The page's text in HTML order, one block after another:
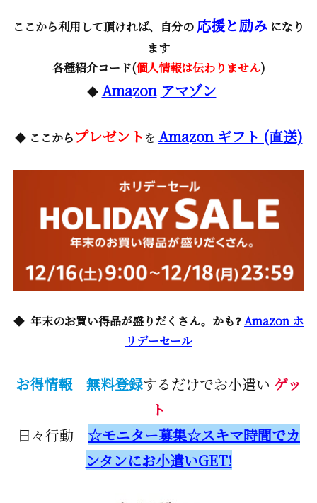
ここから利用して頂ければ、自分の 応援と励み になり
ます
各種紹介コード(個人情報は伝わりません)
◆ Amazon アマゾン
◆ ここからプレゼント を Amazon ギフト (直送)
◆ 年末のお買い得品が盛りだくさん。かも❓Amazon ホ
リデーセール
お得情報 無料登録するだけでお小遣い ゲッ
ト
日々行動 ☆モニター募集☆スキマ時間でカ
ンタンにお小遣いGET!